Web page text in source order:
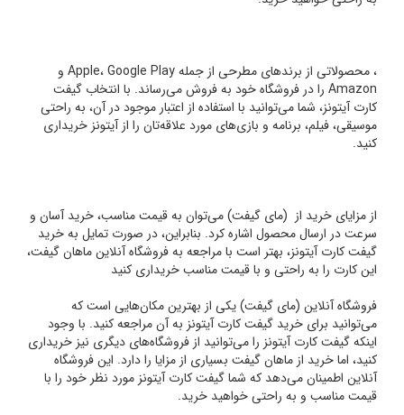
، محصولاتی از برندهای مطرحی از جمله Apple، Google Play و
Amazon را در فروشگاه خود به فروش می‌رساند. با انتخاب گیفت
کارت آیتونز، شما می‌توانید با استفاده از اعتبار موجود در آن، به راحتی
موسیقی، فیلم، برنامه و بازی‌های مورد علاقه‌تان را از آیتونز خریداری
کنید.
از مزایای خرید از (مای گیفت) می‌توان به قیمت مناسب، خرید آسان و
سرعت در ارسال محصول اشاره کرد. بنابراین، در صورت تمایل به خرید
گیفت کارت آیتونز، بهتر است با مراجعه به فروشگاه آنلاین ماهان گیفت،
این کارت را به راحتی و با قیمت مناسب خریداری کنید
فروشگاه آنلاین (مای گیفت) یکی از بهترین مکان‌هایی است که
می‌توانید برای خرید گیفت کارت آیتونز به آن مراجعه کنید. با وجود
اینکه گیفت کارت آیتونز را می‌توانید از فروشگاه‌های دیگری نیز خریداری
کنید، اما خرید از ماهان گیفت بسیاری از مزایا را دارد. این فروشگاه
آنلاین اطمینان می‌دهد که شما گیفت کارت آیتونز مورد نظر خود را با
قیمت مناسب و به راحتی خواهید خرید.